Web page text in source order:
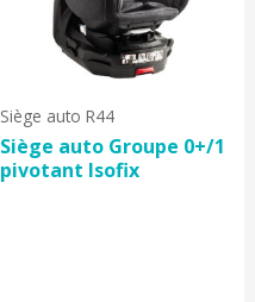
Siège auto R44
Siège auto Groupe 0+/1
pivotant Isofix